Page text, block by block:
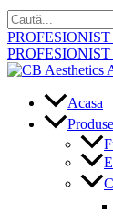
Skip
to
content
Caută...
PROFESIONIST
PROFESIONIST
Acasa